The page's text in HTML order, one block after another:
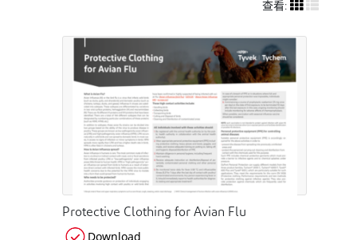
查看:
Protective Clothing for Avian Flu
Download